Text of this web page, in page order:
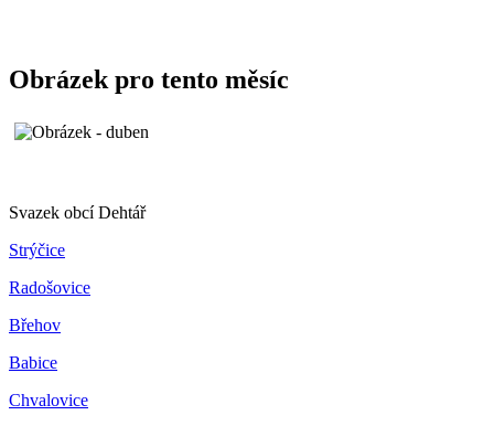
Obrázek pro tento měsíc
Svazek obcí Dehtář
Strýčice
Radošovice
Břehov
Babice
Chvalovice